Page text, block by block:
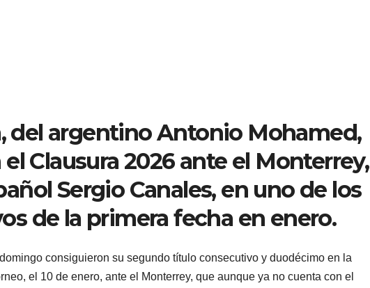
del argentino Antonio Mohamed,
Clausura 2026 ante el Monterrey,
Sergio Canales, en uno de los
de la primera fecha en enero.
consiguieron su segundo título consecutivo y duodécimo en la
el 10 de enero, ante el Monterrey, que aunque ya no cuenta con el